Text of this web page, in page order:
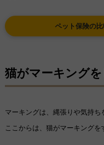
ペット保険の
猫がマーキング
マーキングは、縄張りや気持ち
ここからは、猫がマーキングを